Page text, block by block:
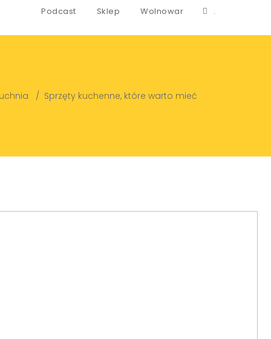
Podcast Sklep Wolnowar .
/ Sprzęty kuchenne, które warto mieć